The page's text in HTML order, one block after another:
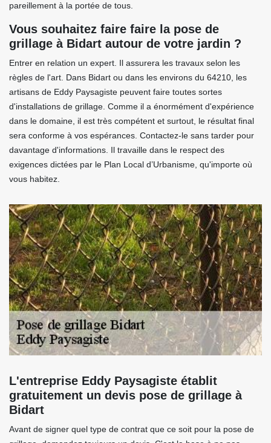
pareillement à la portée de tous.
Vous souhaitez faire faire la pose de
grillage à Bidart autour de votre jardin ?
Entrer en relation un expert. Il assurera les travaux selon les
règles de l'art. Dans Bidart ou dans les environs du 64210, les
artisans de Eddy Paysagiste peuvent faire toutes sortes
d'installations de grillage. Comme il a énormément d'expérience
dans le domaine, il est très compétent et surtout, le résultat final
sera conforme à vos espérances. Contactez-le sans tarder pour
davantage d'informations. Il travaille dans le respect des
exigences dictées par le Plan Local d’Urbanisme, qu'importe où
vous habitez.
L'entreprise Eddy Paysagiste établit
gratuitement un devis pose de grillage à
Bidart
Avant de signer quel type de contrat que ce soit pour la pose de